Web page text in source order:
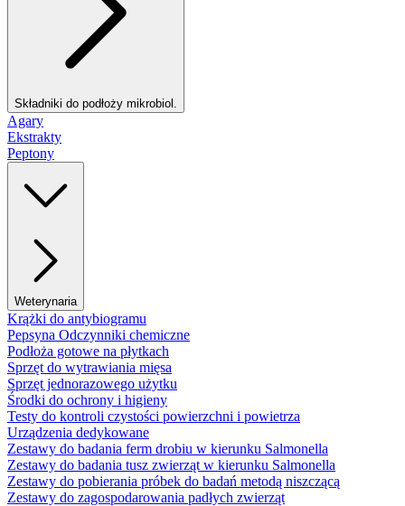
Składniki do podłoży mikrobiol.
Agary
Ekstrakty
Peptony
Weterynaria
Krążki do antybiogramu
Pepsyna Odczynniki chemiczne
Podłoża gotowe na płytkach
Sprzęt do wytrawiania mięsa
Sprzęt jednorazowego użytku
Środki do ochrony i higieny
Testy do kontroli czystości powierzchni i powietrza
Urządzenia dedykowane
Zestawy do badania ferm drobiu w kierunku Salmonella
Zestawy do badania tusz zwierząt w kierunku Salmonella
Zestawy do pobierania próbek do badań metodą niszczącą
Zestawy do zagospodarowania padłych zwierząt